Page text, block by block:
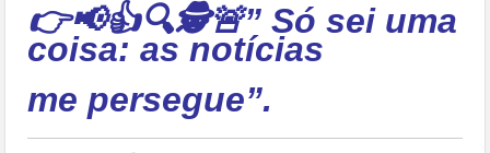
👉📢👍🔍🕵🚨” Só sei uma
coisa: as notícias
me persegue”.